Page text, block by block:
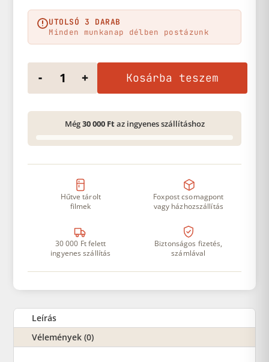
UTOLSÓ 3 DARAB
Minden munkanap délben postázunk
- + Kosárba teszem
Még30 000 Ftaz ingyenes szállításhoz
Hűtve tárolt
filmek
Foxpost csomagpont
vagy házhozszállítás
30 000 Ft felett
ingyenes szállítás
Biztonságos fizetés,
számlával
Leírás
Vélemények (0)